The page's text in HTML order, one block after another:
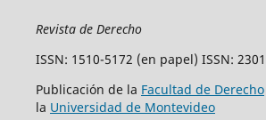
Revista de Derecho
ISSN: 1510-5172 (en papel) ISSN:
Publicación de la Facultad de Derecho
la Universidad de Montevideo